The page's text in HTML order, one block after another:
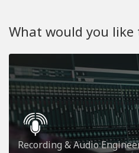
What would you like
Recording & Audio